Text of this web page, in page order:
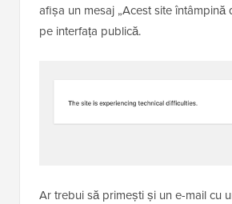
afișa un mesaj „Acest site întâmpină
pe interfața publică.
Ar trebui să primești și un e-mail cu